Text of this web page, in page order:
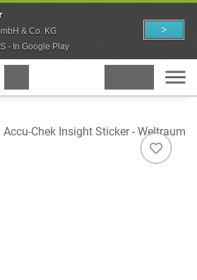
& Co. KG
- In Google Play
>